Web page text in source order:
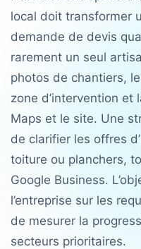
local doit transformer
demande de devis
rarement un seul
photos de chantiers,
zone d’intervention et
Maps et le site. Une
de clarifier les offres
toiture ou planchers,
Google Business.
l’entreprise sur les
de mesurer la
secteurs prioritaires.